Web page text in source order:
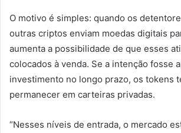
O motivo é simples: quando os
outras criptos enviam moedas digitais
aumenta a possibilidade de que esses
colocados à venda. Se a intenção fosse
investimento no longo prazo, os tokens
permanecer em carteiras privadas.
“Nesses níveis de entrada, o mercado